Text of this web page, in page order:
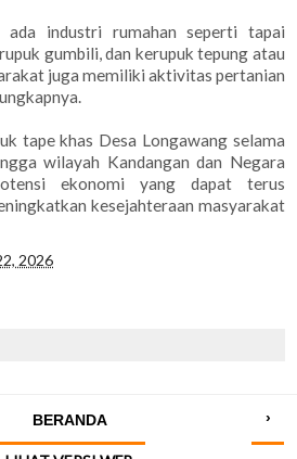
ada industri rumahan seperti tapai
gumbili, dan kerupuk tepung atau
juga memiliki aktivitas pertanian
tape khas Desa Longawang selama
wilayah Kandangan dan Negara
ekonomi yang dapat terus
kesejahteraan masyarakat
2026
›
BERANDA